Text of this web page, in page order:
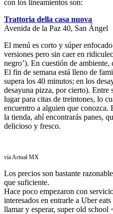
con los lineamientos son:
Trattoria della casa nuova
Avenida de la Paz 40, San Ángel
El menú es corto y súper
versiones pero sin caer en
negro’). En cuestión de
El fin de semana está lleno de
supera los 40 minutos; en los
desayuna pizza, por cierto). Entre
lugar para citas de treintones, lo
encuentro a alguien que conozca.
la tienda, ahí encontrarás panes,
delicioso y fresco.
vía Actual MX
Los precios son bastante
que suficiente.
Hace poco empezaron con
interesados en entrarle a Uber
llamar y esperar, super old school